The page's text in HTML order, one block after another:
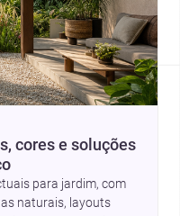
cores e soluções
para jardim, com
naturais, layouts